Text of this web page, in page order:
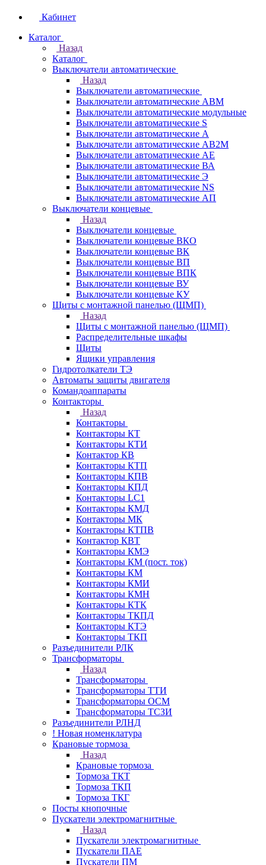
Кабинет
Каталог
Назад
Каталог
Выключатели автоматические
Назад
Выключатели автоматические
Выключатели автоматические АВМ
Выключатели автоматические модульные
Выключатели автоматические S
Выключатели автоматические А
Выключатели автоматические АВ2М
Выключатели автоматические АЕ
Выключатели автоматические ВА
Выключатели автоматические Э
Выключатели автоматические NS
Выключатели автоматические АП
Выключатели концевые
Назад
Выключатели концевые
Выключатели концевые ВКО
Выключатели концевые ВК
Выключатели концевые ВП
Выключатели концевые ВПК
Выключатели концевые ВУ
Выключатели концевые КУ
Щиты с монтажной панелью (ЩМП)
Назад
Щиты с монтажной панелью (ЩМП)
Распределительные шкафы
Щиты
Ящики управления
Гидротолкатели ТЭ
Автоматы защиты двигателя
Командоаппараты
Контакторы
Назад
Контакторы
Контакторы КТ
Контакторы КТИ
Контактор КВ
Контакторы КТП
Контакторы КПВ
Контакторы КПД
Контакторы LC1
Контакторы КМД
Контакторы МК
Контакторы КТПВ
Контактор КВТ
Контакторы КМЭ
Контакторы КМ (пост. ток)
Контакторы КМ
Контакторы КМИ
Контакторы КМН
Контакторы КТК
Контакторы ТКПД
Контакторы КТЭ
Контакторы ТКП
Разъединители РЛК
Трансформаторы
Назад
Трансформаторы
Трансформаторы ТТИ
Трансформаторы ОСМ
Трансформаторы ТСЗИ
Разъединители РЛНД
! Новая номенклатура
Крановые тормоза
Назад
Крановые тормоза
Тормоза ТКТ
Тормоза ТКП
Тормоза ТКГ
Посты кнопочные
Пускатели электромагнитные
Назад
Пускатели электромагнитные
Пускатели ПАЕ
Пускатели ПМ